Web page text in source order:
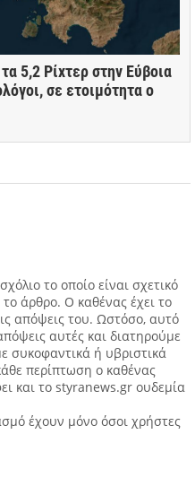
5,2 Ρίχτερ στην Εύβοια
σε ετοιμότητα ο
το οποίο είναι σχετικό
άρθρο. Ο καθένας έχει το
απόψεις του. Ωστόσο, αυτό
αυτές και διατηρούμε
συκοφαντικά ή υβριστικά
περίπτωση ο καθένας
και το styranews.gr ουδεμία
έχουν μόνο όσοι χρήστες